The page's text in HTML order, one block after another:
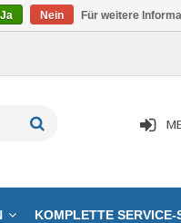
KOMPLETTE SERVICE-
Ja Nein Für weitere